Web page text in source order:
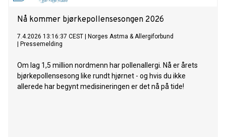
Nå kommer bjørkepollensesongen 2026
7.4.2026 13:16:37 CEST
Norges Astma & Allergiforbund
Pressemelding
Om lag 1,5 million nordmenn har pollenallergi. Nå er årets
bjørkepollensesong like rundt hjørnet - og hvis du ikke
allerede har begynt medisineringen er det nå på tide!